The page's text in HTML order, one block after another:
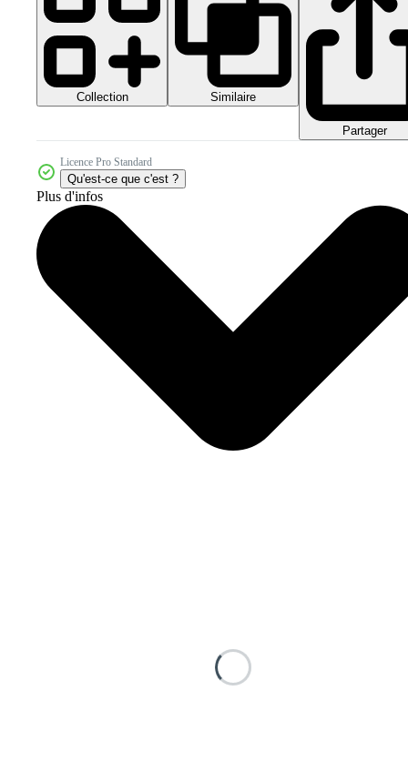
Collection Similaire
Partager
Licence Pro Standard
Qu'est-ce que c'est ?
Plus d'infos